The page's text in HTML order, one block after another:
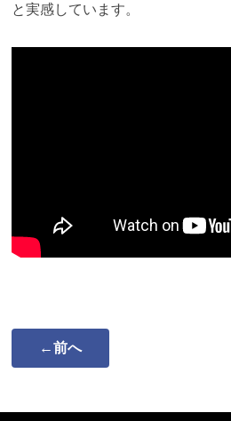
と実感しています。
←前へ